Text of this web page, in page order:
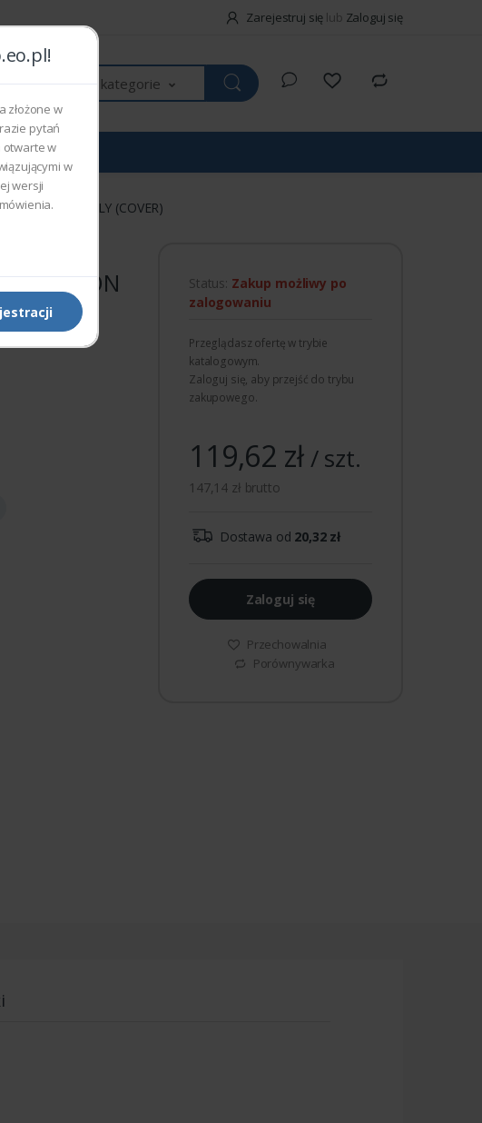
Zarejestruj się lub Zaloguj się
Wszystkie kategorie
złożone w
pytań
otwarte w
w
wersji
ASSEMBLY (COVER)
Status: Zakup możliwy po
zalogowaniu
Przeglądasz ofertę w trybie
katalogowym.
Zaloguj się, aby przejść do trybu
zakupowego.
119,62 zł/ szt.
147,14 zł brutto
Dostawa od 20,32 zł
Zaloguj się
Przechowalnia
Porównywarka